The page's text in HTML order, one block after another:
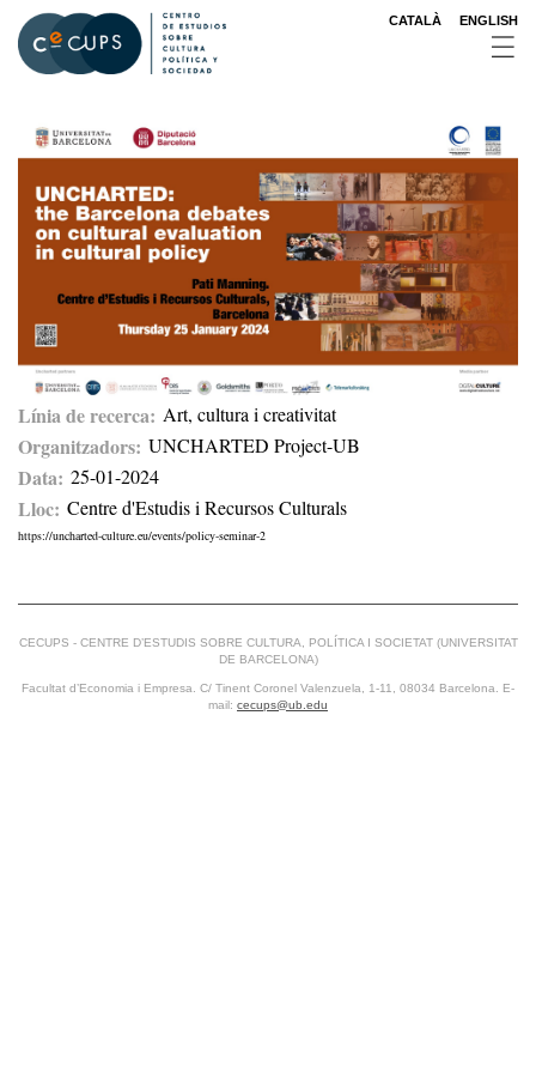
contenido
principal
CATALÀ ENGLISH
Línia de recerca Art, cultura i creativitat
Organitzadors UNCHARTED Project-UB
Data 25-01-2024
Lloc Centre d'Estudis i Recursos Culturals
https://uncharted-culture.eu/events/policy-seminar-2
CECUPS - CENTRE D’ESTUDIS SOBRE CULTURA, POLÍTICA I SOCIETAT (UNIVERSITAT
DE BARCELONA)
Facultat d’Economia i Empresa. C/ Tinent Coronel Valenzuela, 1-11, 08034 Barcelona. E-
mail: cecups@ub.edu